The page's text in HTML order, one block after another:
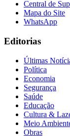
Central de
Mapa do Site
WhatsApp
Editorias
Últimas
Política
Economia
Segurança
Saúde
Educação
Cultura &
Meio
Obras